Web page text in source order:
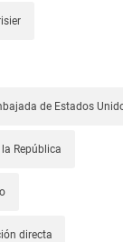
de Estados
República
directa